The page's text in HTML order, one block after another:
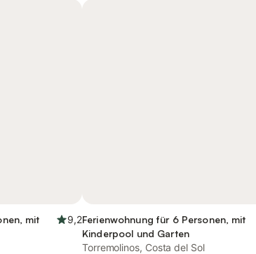
mit
9,2Ferienwohnung für 6 Personen, mit
Kinderpool und Garten
Torremolinos, Costa del Sol